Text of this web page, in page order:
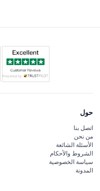
حول
اتصل بنا
من نحن
الأسئلة الشائعة
الشروط والأحكام
سياسة الخصوصية
المدونة